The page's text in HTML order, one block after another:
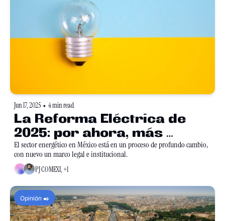
Jun 17, 2025 • 4 min read
La Reforma Eléctrica de
2025: por ahora, más
preguntas que respuestas
El sector energético en México está en un proceso de profundo cambio,
PJ COMEXI, +1
Opinión ✒️